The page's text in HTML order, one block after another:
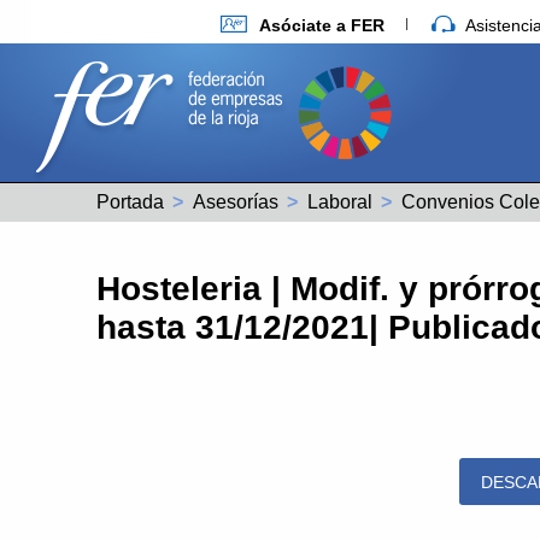
Asóciate a FER
Portada Asesorías Laboral Convenios
Hosteleria | Modif. y
hasta 31/12/2021|